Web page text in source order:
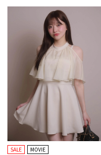
SALE MOVIE